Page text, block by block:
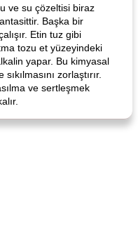
Cream (Fudge)
ve su çözeltisi biraz
Başka bir
Etin tuz gibi
tozu et yüzeyindeki
yapar. Bu kimyasal
zorlaştırır.
ve sertleşmek